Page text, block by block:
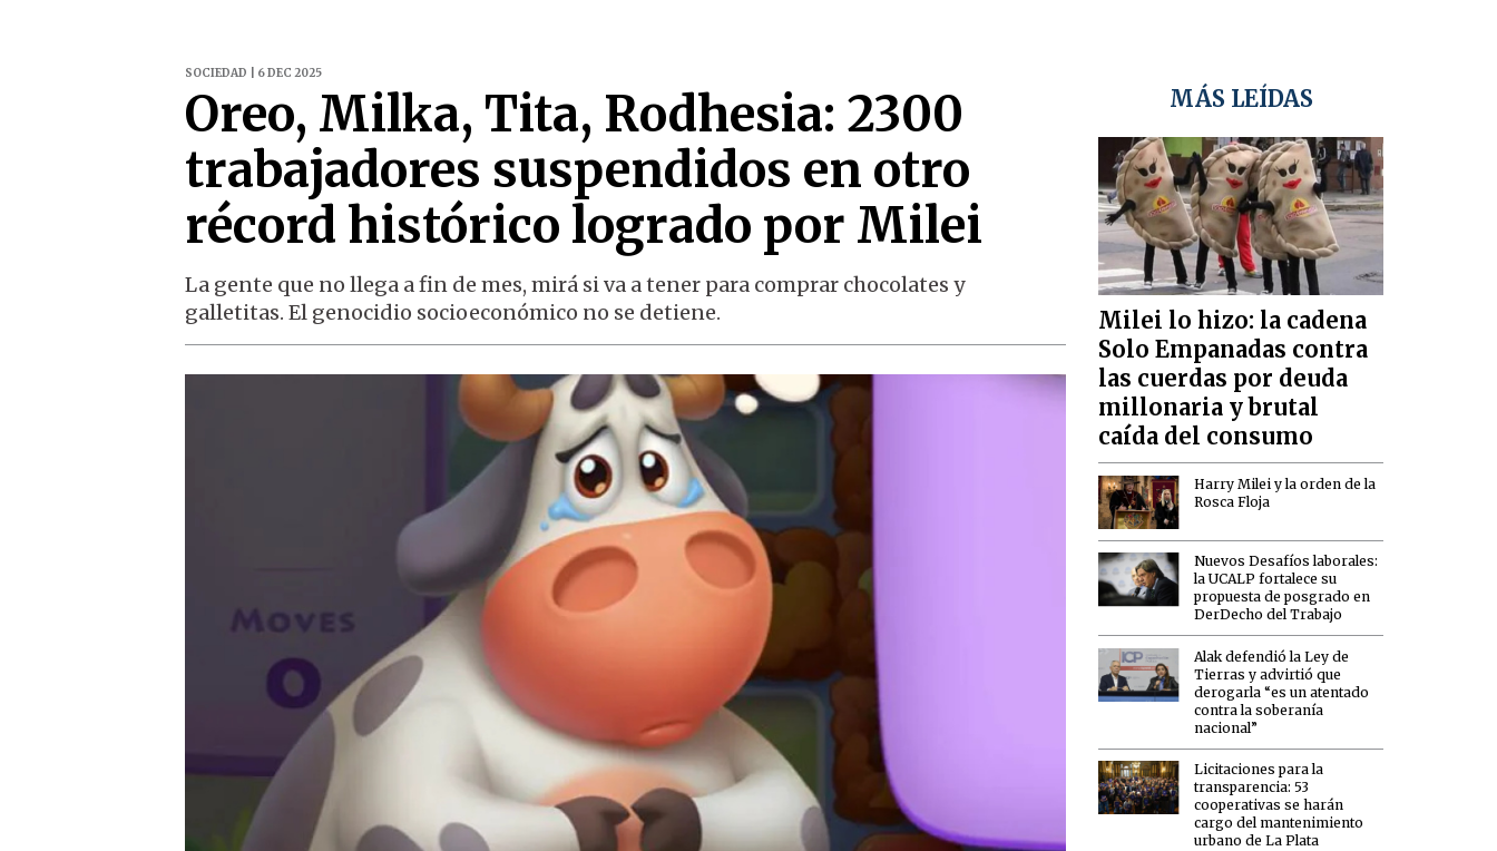
SOCIEDAD | 6 DEC 2025
Oreo, Milka, Tita, Rodhesia: 2300
trabajadores suspendidos en otro
récord histórico logrado por Milei
La gente que no llega a fin de mes, mirá si va a tener para comprar chocolates y
galletitas. El genocidio socioeconómico no se detiene.
MÁS LEÍDAS
Milei lo hizo: la cadena
Solo Empanadas contra
las cuerdas por deuda
millonaria y brutal
caída del consumo
Harry Milei y la orden de la
Rosca Floja
Nuevos Desafíos laborales:
la UCALP fortalece su
propuesta de posgrado en
DerDecho del Trabajo
Alak defendió la Ley de
Tierras y advirtió que
derogarla “es un atentado
contra la soberanía
nacional”
Licitaciones para la
transparencia: 53
cooperativas se harán
cargo del mantenimiento
urbano de La Plata